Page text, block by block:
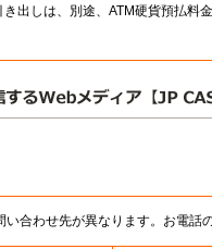
出しは、別途、ATM硬貨預払料
合わせ先が異なります。お電話